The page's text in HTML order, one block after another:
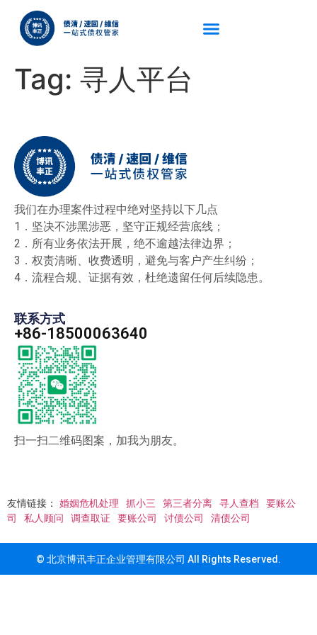
Tag: 寻人平台
我们在办理案件过程中绝对坚持以下几点
1．坚决不涉黑涉恶，坚守正规经营底线；
2．所有业务依法开展，绝不逾越法律边界；
3．权责清晰、收费透明，避免与客户产生纠纷；
4．流程合规、证据有效，杜绝遗留任何后续隐患。
联系方式
+86-18500063640
扫一扫二维码图案，加我为朋友。
友情链接： 婚姻危机处理 抓小三 第三者分离 寻人查档
要账公
司
私人顾问 调查取证 要账公司 讨债公司 清债公司
© 北京博讯丰正企业管理有限公司 All Rights Reserved.